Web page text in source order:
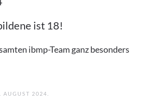
ist 18!
ibmp-Team ganz besonders
AUGUST 2024